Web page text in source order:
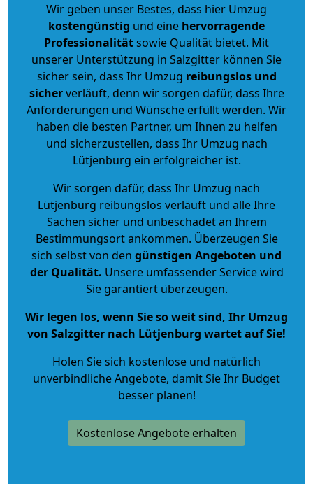
Wir geben unser Bestes, dass hier Umzug
kostengünstig und eine hervorragende
Professionalitätsowie Qualität bietet. Mit
unserer Unterstützung in Salzgitter können Sie
sicher sein, dass Ihr Umzug reibungslos und
sicherverläuft, denn wir sorgen dafür, dass Ihre
Anforderungen und Wünsche erfüllt werden. Wir
haben die besten Partner, um Ihnen zu helfen
und sicherzustellen, dass Ihr Umzug nach
Lütjenburg ein erfolgreicher ist.
Wir sorgen dafür, dass Ihr Umzug nach
Lütjenburg reibungslos verläuft und alle Ihre
Sachen sicher und unbeschadet an Ihrem
Bestimmungsort ankommen. Überzeugen Sie
sich selbst von den günstigen Angeboten und
der Qualität. Unsere umfassender Service wird
Sie garantiert überzeugen.
Wir legen los, wenn Sie so weit sind, Ihr Umzug
von Salzgitter nach Lütjenburg wartet auf Sie!
Holen Sie sich kostenlose und natürlich
unverbindliche Angebote, damit Sie Ihr Budget
besser planen!
Kostenlose Angebote erhalten